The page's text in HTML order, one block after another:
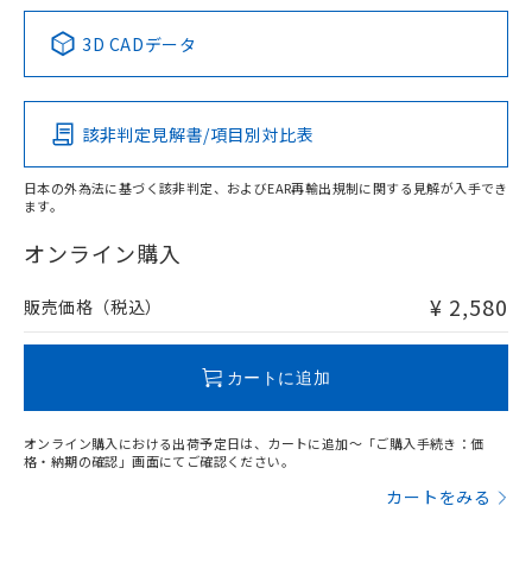
Pb Hg Cd Cr(VI)
O
在庫等で未対応品が混在する可能性があります。
問い合わせください。
この製品の規格認証/適合状況ページへ
その他の認証はこちらのページからご検索ください
3D CADデータ
該非判定見解書/項目別対比表
日本の外為法に基づく該非判定、およびEAR再輸出規制に関する見解が入手でき
ます。
オンライン購入
販売価格（税込） ¥ 2,580
カートに追加
オンライン購入における出荷予定日は、カートに追加～「ご購入手続き：価
格・納期の確認」画面にてご確認ください。
カートをみる